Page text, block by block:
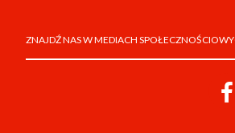
ZNAJDŹ NAS W MEDIACH